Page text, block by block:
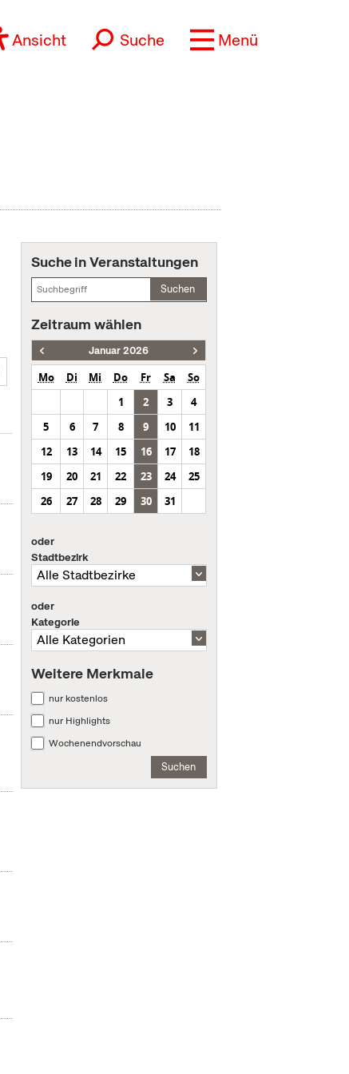
Ansicht Suche Menü
Suche in Veranstaltungen
Suchen
Zeitraum wählen
Januar 2026
Mo Di Mi Do Fr Sa
So
1
2 3
4
5
6 7 8 9 10
11
12
13 14 15 16 17
18
19
20 21 22 23 24
25
26
27 28 29 30 31
oder
Stadtbezirk
oder
Kategorie
Weitere Merkmale
nur kostenlos
nur Highlights
Wochenendvorschau
Suchen